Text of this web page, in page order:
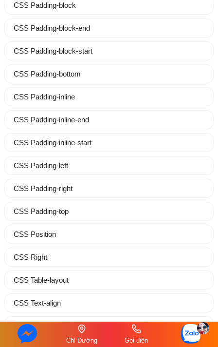
CSS Padding-block
CSS Padding-block-end
CSS Padding-block-start
CSS Padding-bottom
CSS Padding-inline
CSS Padding-inline-end
CSS Padding-inline-start
CSS Padding-left
CSS Padding-right
CSS Padding-top
CSS Position
CSS Right
CSS Table-layout
CSS Text-align
CSS Text-align-last
Chỉ Đường Gọi điện